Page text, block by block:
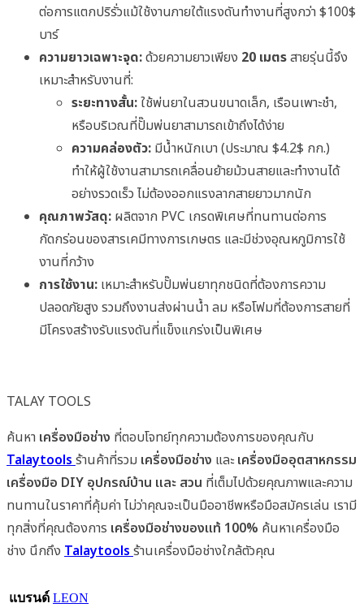
ต่อการแตกปริรั่วแม้ใช้งานภายใต้แรงดันทำงานที่สูงกว่า$100$
บาร์
ความยาวเฉพาะจุด:ด้วยความยาวเพียง 20 เมตรสายรุ่นนี้จึง
เหมาะสำหรับงานที่:
ระยะทางสั้น:ใช้พ่นยาในสวนขนาดเล็ก, เรือนเพาะชำ,
หรือบริเวณที่ปั๊มพ่นยาสามารถเข้าถึงได้ง่าย
ความคล่องตัว: มีน้ำหนักเบา (ประมาณ $4.2$ กก.)
ทำให้ผู้ใช้งานสามารถเคลื่อนย้ายม้วนสายและทำงานได้
อย่างรวดเร็ว ไม่ต้องออกแรงลากสายยาวมากนัก
คุณภาพวัสดุ: ผลิตจาก PVC เกรดพิเศษที่ทนทานต่อการ
กัดกร่อนของสารเคมีทางการเกษตร และมีช่วงอุณหภูมิการใช้
งานที่กว้าง
การใช้งาน: เหมาะสำหรับปั๊มพ่นยาทุกชนิดที่ต้องการความ
ปลอดภัยสูง รวมถึงงานส่งผ่านน้ำ ลม หรือโฟมที่ต้องการสายที่
มีโครงสร้างรับแรงดันที่แข็งแกร่งเป็นพิเศษ
TALAY TOOLS
ค้นหา เครื่องมือช่าง ที่ตอบโจทย์ทุกความต้องการของคุณกับ
Talaytoolsร้านค้าที่รวม เครื่องมือช่าง และเครื่องมืออุตสาหกรรม
เครื่องมือ DIY อุปกรณ์บ้าน และ สวน ที่เต็มไปด้วยคุณภาพและความ
ทนทานในราคาที่คุ้มค่า ไม่ว่าคุณจะเป็นมืออาชีพหรือมือสมัครเล่น เรามี
ทุกสิ่งที่คุณต้องการ เครื่องมือช่างของแท้ 100% ค้นหาเครื่องมือ
ช่าง นึกถึง Talaytoolsร้านเครื่องมือช่างใกล้ตัวคุณ
แบรนด์ LEON